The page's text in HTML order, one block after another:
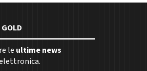
le ultime news